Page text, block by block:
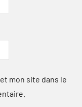
mon site dans le